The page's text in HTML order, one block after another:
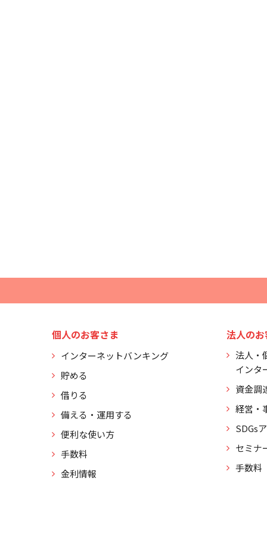
個人のお客さま
インターネットバンキング
貯める
借りる
備える・運用する
便利な使い方
手数料
金利情報
法人の
法人・
インタ
資金調
経営・
SDGs
セミナ
手数料